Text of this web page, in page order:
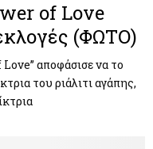
of Love
(ΦΩΤΟ)
αποφάσισε να το
του ριάλιτι αγάπης,